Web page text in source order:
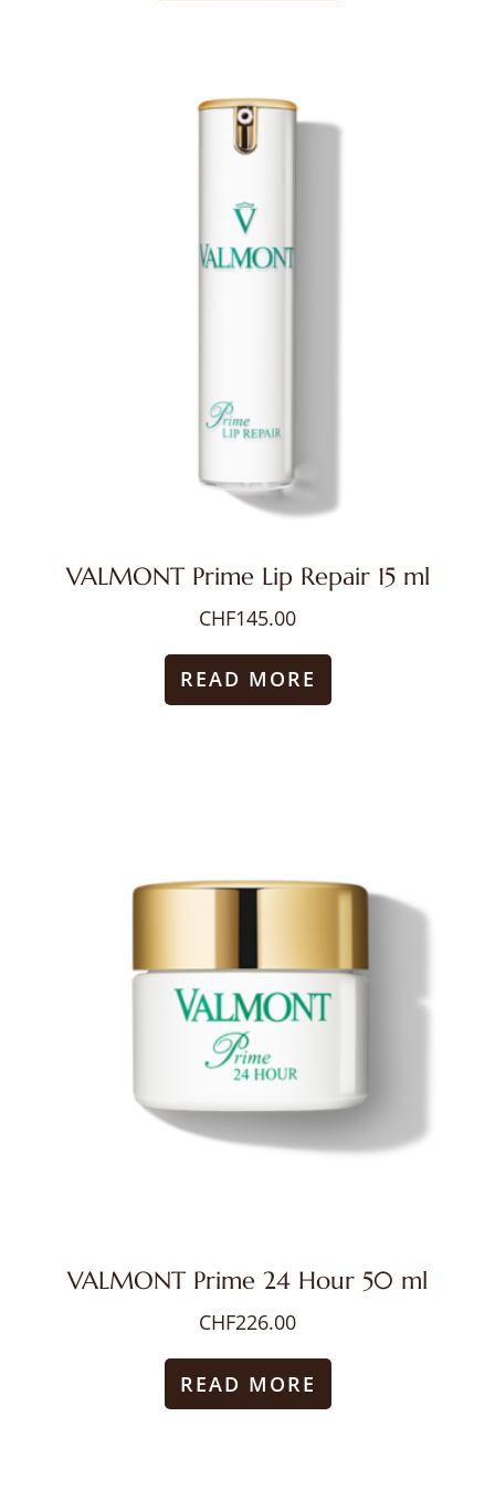
VALMONT Prime Lip Repair 15 ml
CHF145.00
READ MORE
VALMONT Prime 24 Hour 50 ml
CHF226.00
READ MORE